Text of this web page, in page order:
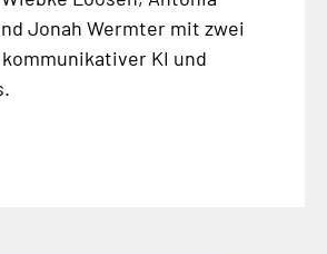
Jonah Wermter mit zwei
KI und